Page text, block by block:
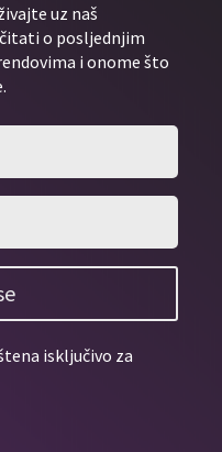
uz naš
o posljednjim
i onome što
isključivo za